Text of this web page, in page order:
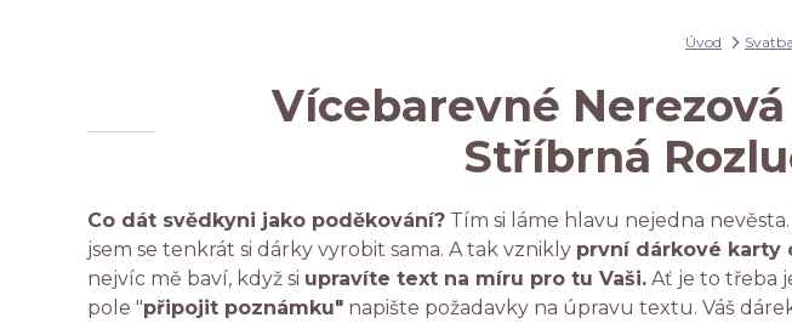
Úvod Svatba
Vícebarevné
Stříbrná
Co dát svědkyni jako poděkování? Tím si láme hlavu nejedna
jsem se tenkrát si dárky vyrobit sama. A tak vznikly první dárkové karty
nejvíc mě baví, když si upravíte text na míru pro tu Vaši. Ať je to třeba
pole "připojit poznámku" napište požadavky na úpravu textu. Váš